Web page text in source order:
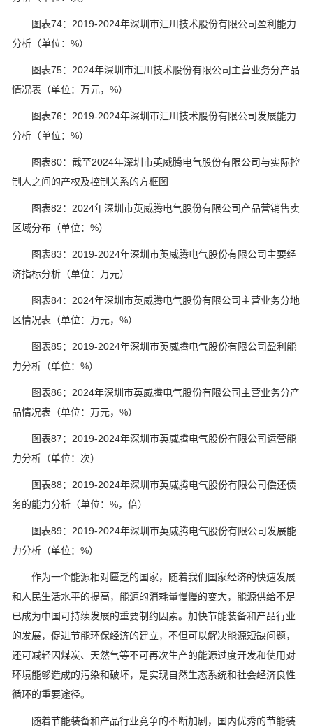
图表74：2019-2024年深圳市汇川技术股份有限公司盈利能力
分析（单位：%）
图表75：2024年深圳市汇川技术股份有限公司主营业务分产品
情况表（单位：万元，%）
图表76：2019-2024年深圳市汇川技术股份有限公司发展能力
分析（单位：%）
图表80：截至2024年深圳市英威腾电气股份有限公司与实际控
制人之间的产权及控制关系的方框图
图表82：2024年深圳市英威腾电气股份有限公司产品营销售卖
区域分布（单位：%）
图表83：2019-2024年深圳市英威腾电气股份有限公司主要经
济指标分析（单位：万元）
图表84：2024年深圳市英威腾电气股份有限公司主营业务分地
区情况表（单位：万元，%）
图表85：2019-2024年深圳市英威腾电气股份有限公司盈利能
力分析（单位：%）
图表86：2024年深圳市英威腾电气股份有限公司主营业务分产
品情况表（单位：万元，%）
图表87：2019-2024年深圳市英威腾电气股份有限公司运营能
力分析（单位：次）
图表88：2019-2024年深圳市英威腾电气股份有限公司偿还债
务的能力分析（单位：%，倍）
图表89：2019-2024年深圳市英威腾电气股份有限公司发展能
力分析（单位：%）
作为一个能源相对匮乏的国家，随着我们国家经济的快速发展
和人民生活水平的提高，能源的消耗量慢慢的变大，能源供给不足
已成为中国可持续发展的重要制约因素。加快节能装备和产品行业
的发展，促进节能环保经济的建立，不但可以解决能源短缺问题，
还可减轻因煤炭、天然气等不可再次生产的能源过度开发和使用对
环境能够造成的污染和破坏，是实现自然生态系统和社会经济良性
循环的重要途径。
随着节能装备和产品行业竞争的不断加剧，国内优秀的节能装